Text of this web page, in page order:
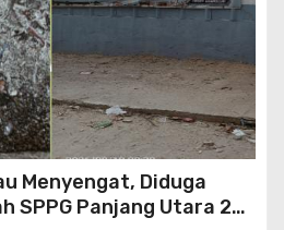
Menyengat, Diduga
SPPG Panjang Utara 2